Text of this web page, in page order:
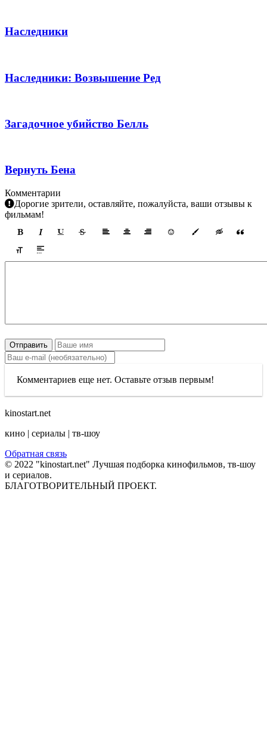
Наследники
Наследники: Возвышение Ред
Загадочное убийство Белль
Вернуть Бена
Комментарии
Дорогие зрители, оставляйте, пожалуйста, ваши отзывы к
фильмам!
Отправить
Комментариев еще нет. Оставьте отзыв первым!
kinostart.net
кино | сериалы | тв-шоу
Обратная связь
© 2022 "kinostart.net" Лучшая подборка кинофильмов, тв-шоу
и сериалов.
БЛАГОТВОРИТЕЛЬНЫЙ ПРОЕКТ.